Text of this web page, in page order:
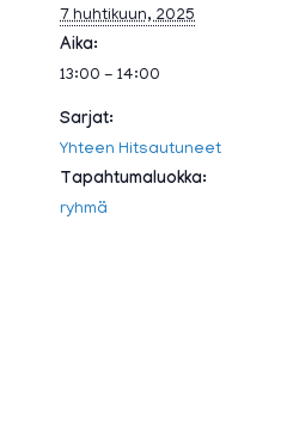
7 huhtikuun, 2025
Aika:
13:00 - 14:00
Sarjat:
Yhteen Hitsautuneet
Tapahtumaluokka:
ryhmä